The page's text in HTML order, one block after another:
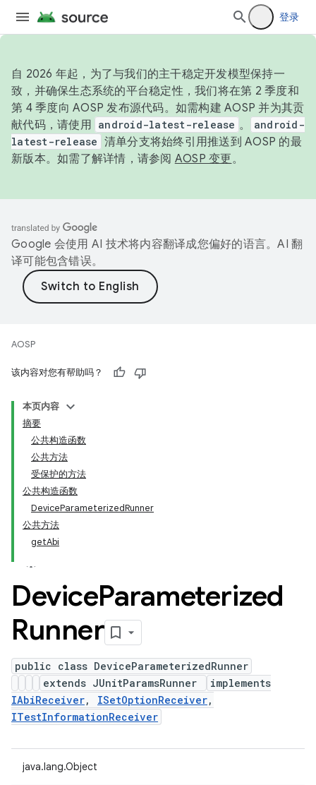
登录
自 2026 年起，为了与我们的主干稳定开发模型保持一
致，并确保生态系统的平台稳定性，我们将在第 2 季度和
第 4 季度向 AOSP 发布源代码。如需构建 AOSP 并为其贡
献代码，请使用 android-latest-release 。
android-
latest-release 清单分支将始终引用推送到 AOSP 的最
新版本。如需了解详情，请参阅 AOSP 变更。
Google 会使用 AI 技术将内容翻译成您偏好的语言。AI 翻
译可能包含错误。
AOSP
该内容对您有帮助吗？
本页内容
摘要
公共构造函数
公共方法
受保护的方法
公共构造函数
DeviceParameterizedRunner
公共方法
getAbi
DeviceParameterized
Runner
public class DeviceParameterizedRunner
extends JUnitParamsRunner
implements
IAbiReceiver, ISetOptionReceiver,
ITestInformationReceiver
java.lang.Object